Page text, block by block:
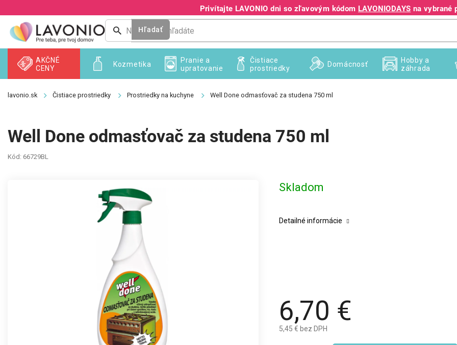
na
obsah
Privítajte LAVONIO dni so zľavovým kódom LAVONIODAYS na vybrané
+421 940 995 209
Hľadať
Kozmetika
AKČNÉ
CENY
Pranie a
upratovanie
Čistiace
prostriedky
Domácnosť
Hobby a
záhrada
Čistiace prostriedky Prostriedky na kuchyne Well Done odmasťovač za studena 750 ml
Well Done odmasťovač za studena 750 ml
Kód: 66729BL
6,70 €
5,45 € bez DPH
Skladom
Detailné informácie